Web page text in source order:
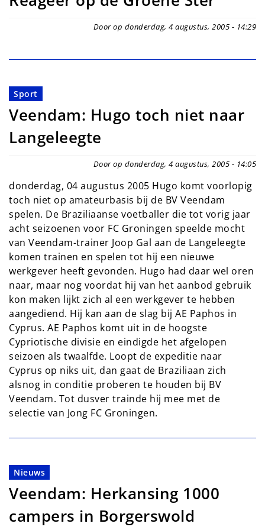
Door op donderdag, 4 augustus, 2005 - 14:29
Sport
Veendam: Hugo toch niet naar
Langeleegte
Door op donderdag, 4 augustus, 2005 - 14:05
donderdag, 04 augustus 2005 Hugo komt voorlopig
toch niet op amateurbasis bij de BV Veendam
spelen. De Braziliaanse voetballer die tot vorig jaar
acht seizoenen voor FC Groningen speelde mocht
van Veendam-trainer Joop Gal aan de Langeleegte
komen trainen en spelen tot hij een nieuwe
werkgever heeft gevonden. Hugo had daar wel oren
naar, maar nog voordat hij van het aanbod gebruik
kon maken lijkt zich al een werkgever te hebben
aangediend. Hij kan aan de slag bij AE Paphos in
Cyprus. AE Paphos komt uit in de hoogste
Cypriotische divisie en eindigde het afgelopen
seizoen als twaalfde. Loopt de expeditie naar
Cyprus op niks uit, dan gaat de Braziliaan zich
alsnog in conditie proberen te houden bij BV
Veendam. Tot dusver trainde hij mee met de
selectie van Jong FC Groningen.
Nieuws
Veendam: Herkansing 1000
campers in Borgerswold